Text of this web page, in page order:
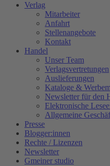
Verlag
Mitarbeiter
Anfahrt
Stellenangebote
Kontakt
Handel
Unser Team
Verlagsvertretungen
Auslieferungen
Kataloge &
Newsletter für den
Elektronische
Allgemeine
Presse
Blogger:innen
Rechte / Lizenzen
Newsletter
Gmeiner studio